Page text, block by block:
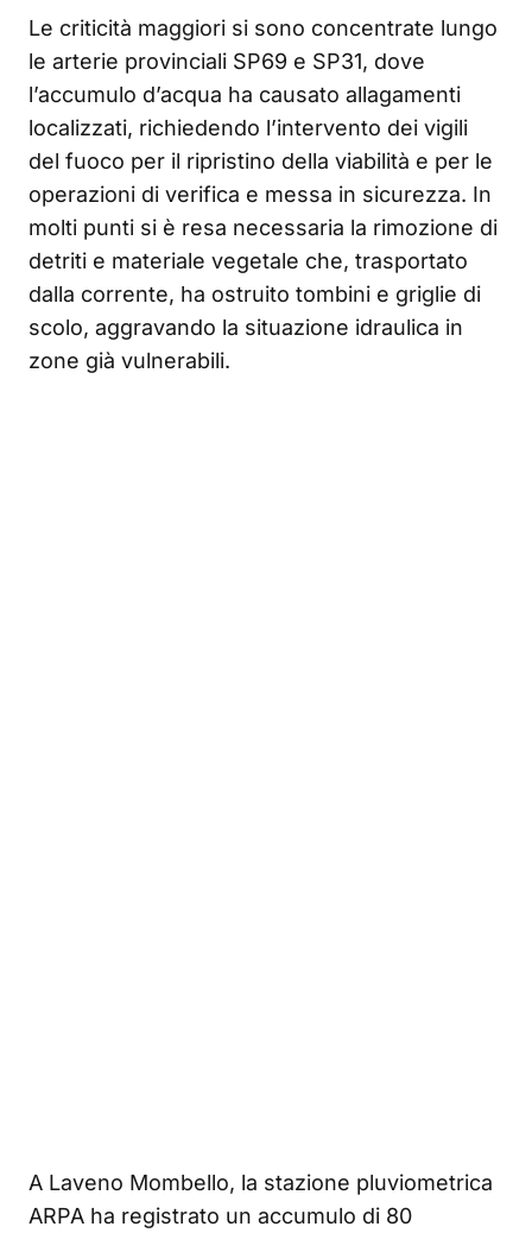
Le criticità maggiori si sono concentrate lungo
le arterie provinciali SP69 e SP31, dove
l’accumulo d’acqua ha causato allagamenti
localizzati, richiedendo l’intervento dei vigili
del fuoco per il ripristino della viabilità e per le
operazioni di verifica e messa in sicurezza. In
molti punti si è resa necessaria la rimozione di
detriti e materiale vegetale che, trasportato
dalla corrente, ha ostruito tombini e griglie di
scolo, aggravando la situazione idraulica in
zone già vulnerabili.
A Laveno Mombello, la stazione pluviometrica
ARPA ha registrato un accumulo di 80